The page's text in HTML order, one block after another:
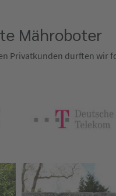
Mähroboter
Privatkunden durften wir